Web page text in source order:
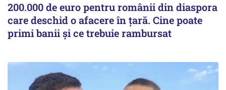
200.000 de euro pentru românii din diaspora
care deschid o afacere în țară. Cine poate
primi banii și ce trebuie rambursat